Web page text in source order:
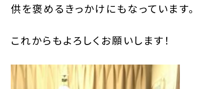
供を褒めるきっかけにもなっています。
これからもよろしくお願いします！